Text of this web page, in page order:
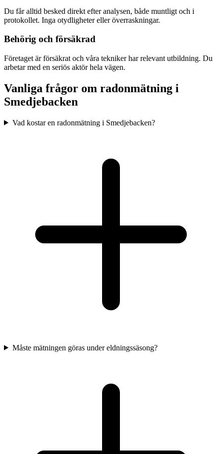
Du får alltid besked direkt efter analysen, både muntligt och i
protokollet. Inga otydligheter eller överraskningar.
Behörig och försäkrad
Företaget är försäkrat och våra tekniker har relevant utbildning. Du
arbetar med en seriös aktör hela vägen.
Vanliga frågor om radonmätning i
Smedjebacken
Vad kostar en radonmätning i Smedjebacken?
Måste mätningen göras under eldningssäsong?